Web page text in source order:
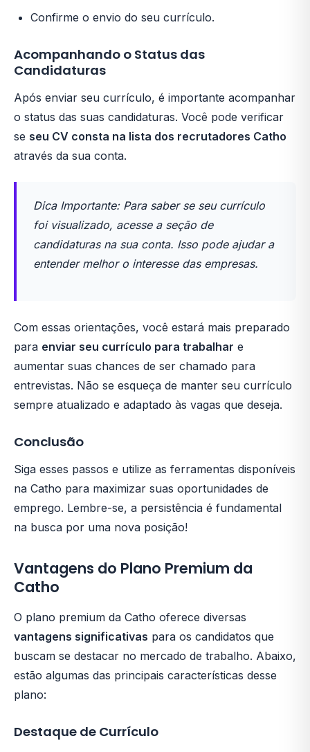
Confirme o envio do seu currículo.
Acompanhando o Status das
Candidaturas
Após enviar seu currículo, é importante acompanhar
o status das suas candidaturas. Você pode verificar
se seu CV consta na lista dos recrutadores Catho
através da sua conta.
Dica Importante: Para saber se seu currículo
foi visualizado, acesse a seção de
candidaturas na sua conta. Isso pode ajudar a
entender melhor o interesse das empresas.
Com essas orientações, você estará mais preparado
para enviar seu currículo para trabalhar e
aumentar suas chances de ser chamado para
entrevistas. Não se esqueça de manter seu currículo
sempre atualizado e adaptado às vagas que deseja.
Conclusão
Siga esses passos e utilize as ferramentas disponíveis
na Catho para maximizar suas oportunidades de
emprego. Lembre-se, a persistência é fundamental
na busca por uma nova posição!
Vantagens do Plano Premium da
Catho
O plano premium da Catho oferece diversas
vantagens significativas para os candidatos que
buscam se destacar no mercado de trabalho. Abaixo,
estão algumas das principais características desse
plano:
Destaque de Currículo